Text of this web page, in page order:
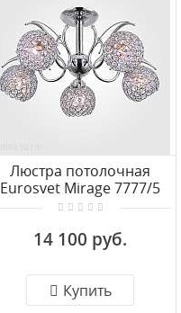
Люстра потолочная
Eurosvet Mirage 7777/5
хром
14 100 руб.
Купить